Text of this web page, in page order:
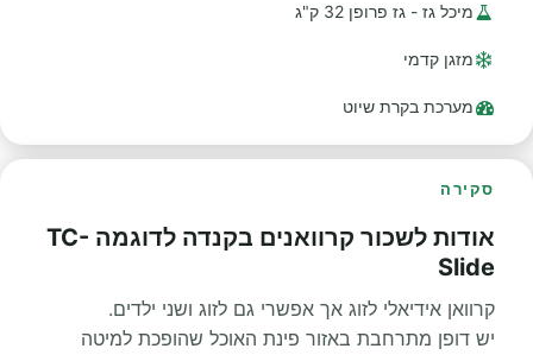
מיכל גז - גז פרופן 32 ק"ג
מזגן קדמי
מערכת בקרת שיוט
סקירה
אודות לשכור קרוואנים בקנדה לדוגמה TC-
Slide
קרוואן אידיאלי לזוג אך אפשרי גם לזוג ושני ילדים.
יש דופן מתרחבת באזור פינת האוכל שהופכת למיטה